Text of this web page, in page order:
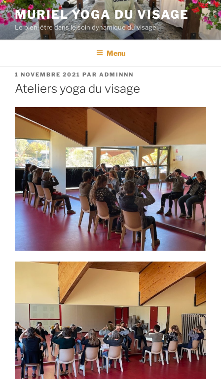
Aller
au
contenu
principal
MURIEL YOGA DU VISAGE
Le bien-être dans le soin dynamique du visage
Menu
PUBLIÉ
LE
1 NOVEMBRE 2021 PAR ADMINNN
Ateliers yoga du visage